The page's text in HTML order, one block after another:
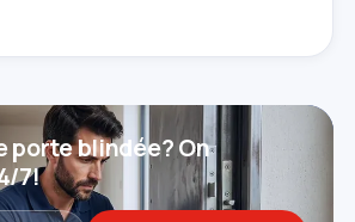
porte blindée? On
7!